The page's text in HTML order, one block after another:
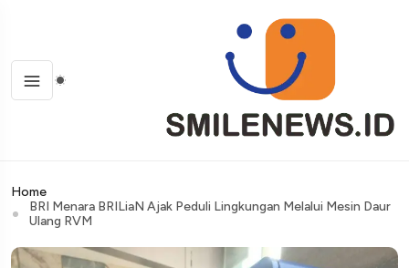
Home
BRI Menara BRILiaN Ajak Peduli Lingkungan Melalui Mesin Daur
Ulang RVM